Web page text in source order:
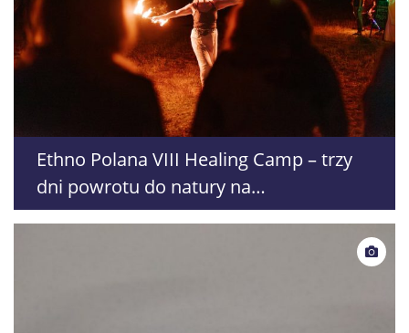
Ethno Polana VIII Healing Camp – trzy
dni powrotu do natury na
Lubelszczyźnie